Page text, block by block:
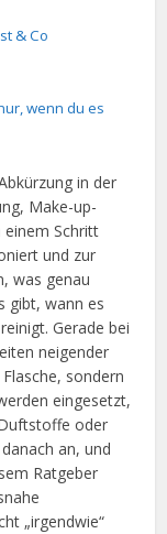
& Co
wenn du es
in der
Make-up-
einem Schritt
und zur
was genau
gibt, wann es
Gerade bei
neigender
sondern
eingesetzt,
oder
an, und
Ratgeber
„irgendwie“